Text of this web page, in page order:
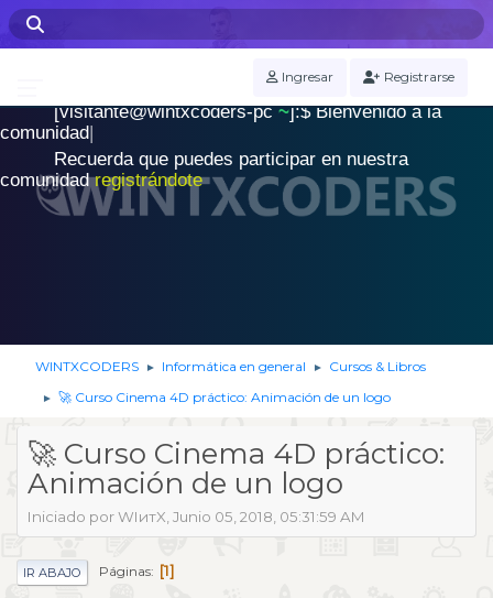
Ingresar Registrarse
WINTXCODERS Terminal
[visitante@wintxcoders-pc~]:$ .
Bienvenido a la
comunidad|
Recuerda que puedes participar en nuestra
comunidadregistrándote
WINTXCODERS ► Informática en general ► Cursos & Libros
► 🚀 Curso Cinema 4D práctico: Animación de un logo
🚀 Curso Cinema 4D práctico:
Animación de un logo
Iniciado por WIитX, Junio 05, 2018, 05:31:59 AM
IR ABAJO Páginas 1